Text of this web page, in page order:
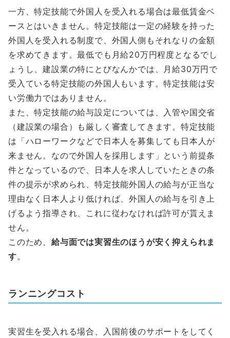
一方、特定技能で外国人を受入れる場合は最低賃金ベ
ースとはいきません。特定技能は一定の経験を持った
外国人を受入れる制度で、外国人側もそれなりの金額
を求めてきます。最低でも月給20万円程度となるでし
ょうし、建設業の特にとびなんかでは、月給30万円で
受入ている特定技能の外国人もいます。特定技能は安
い労働力ではありません。
また、特定技能の給与設定については、入管や国交省
（建設業の場合）も厳しく審査してきます。特定技能
は「ハローワークなどで日本人を募集しても日本人が
来ません。なので外国人を採用します」という前提条
件となっているので、日本人を求人していたときの条
件の提示が求められ、特定技能外国人の給与が正当な
理由なく日本人より低ければ、外国人の給与を引き上
げるよう指導され、これに従わなければ許可が貰えま
せん。
このため、 給与面では実習生のほうが安く抑えられま
す。
ランニングコスト
実習生を受入れる場合、入国前後のサポートをしてく